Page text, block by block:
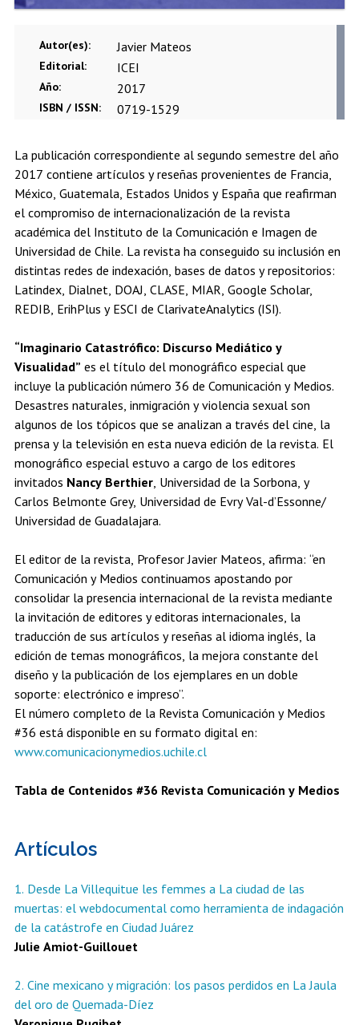
Autor(es): Javier Mateos
Editorial: ICEI
Año: 2017
ISBN / ISSN: 0719-1529
La publicación correspondiente al segundo semestre del año
2017 contiene artículos y reseñas provenientes de Francia,
México, Guatemala, Estados Unidos y España que reafirman
el compromiso de internacionalización de la revista
académica del Instituto de la Comunicación e Imagen de
Universidad de Chile. La revista ha conseguido su inclusión en
distintas redes de indexación, bases de datos y repositorios:
Latindex, Dialnet, DOAJ, CLASE, MIAR, Google Scholar,
REDIB, ErihPlus y ESCI de ClarivateAnalytics (ISI).
“Imaginario Catastrófico: Discurso Mediático y
Visualidad” es el título del monográfico especial que
incluye la publicación número 36 de Comunicación y Medios.
Desastres naturales, inmigración y violencia sexual son
algunos de los tópicos que se analizan a través del cine, la
prensa y la televisión en esta nueva edición de la revista. El
monográfico especial estuvo a cargo de los editores
invitados Nancy Berthier, Universidad de la Sorbona, y
Carlos Belmonte Grey, Universidad de Evry Val-d’Essonne/
Universidad de Guadalajara.
El editor de la revista, Profesor Javier Mateos, afirma: “en
Comunicación y Medios continuamos apostando por
consolidar la presencia internacional de la revista mediante
la invitación de editores y editoras internacionales, la
traducción de sus artículos y reseñas al idioma inglés, la
edición de temas monográficos, la mejora constante del
diseño y la publicación de los ejemplares en un doble
soporte: electrónico e impreso”.
El número completo de la Revista Comunicación y Medios
#36 está disponible en su formato digital en:
www.comunicacionymedios.uchile.cl
Tabla de Contenidos #36 Revista Comunicación y Medios
Artículos
1. Desde La Villequitue les femmes a La ciudad de las
muertas: el webdocumental como herramienta de indagación
de la catástrofe en Ciudad Juárez
Julie Amiot-Guillouet
2. Cine mexicano y migración: los pasos perdidos en La Jaula
del oro de Quemada-Díez